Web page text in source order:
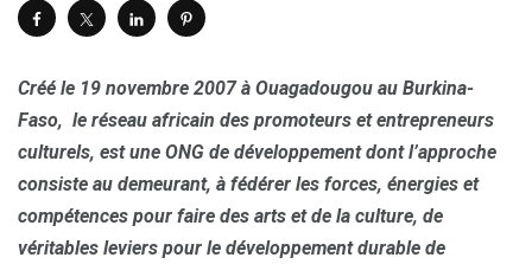
Créé le 19 novembre 2007à Ouagadougou au Burkina-
Faso, le réseau africain des promoteurs et entrepreneurs
culturels, est une ONG de développement dont l’approche
consiste au demeurant, à fédérer les forces, énergies et
compétences pour faire des arts et de la culture, de
véritables leviers pour le développement durable de